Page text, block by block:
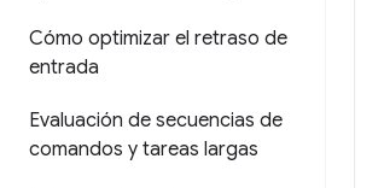
Cómo optimizar el retraso de
entrada
Evaluación de secuencias de
comandos y tareas largas